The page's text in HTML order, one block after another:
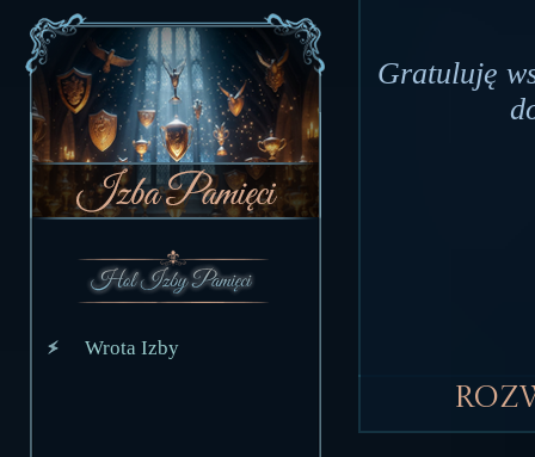
Wrota Izby
Gratuluję